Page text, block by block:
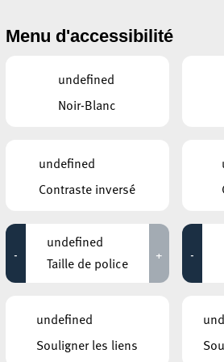
RÉCRÉATION MOBILITÉ
ÉVÉNEMENTS
12 NOVEMBRE 2020
Eric Mangen – MONUMENTA X
Jusqu'au 14 novembre
Fackelwanderung – Marche
flambeaux – Torch Hike
Jusqu'au 14 novembre
Menu d'accessibilité
undefined
Noir-Blanc
undefined
Contraste inversé
-
undefined
Taille de police
+ -
undefined
Souligner les liens